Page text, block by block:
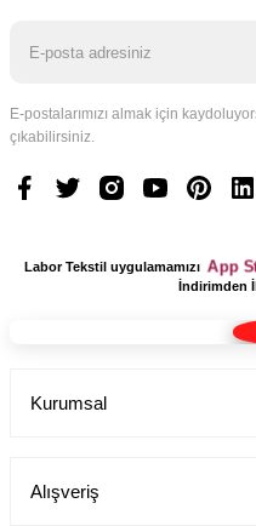
E-postalarımızı almak için
çıkabilirsiniz.
Labor Tekstil uygulamamızı App
İndirimden
Kurumsal
Alışveriş